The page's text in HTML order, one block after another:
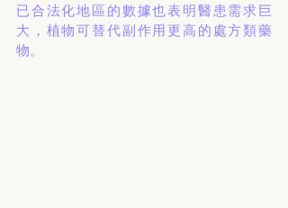
已合法化地區的數據也表明醫患需求巨
大，植物可替代副作用更高的處方類藥
物。